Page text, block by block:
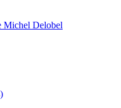
Michel Delobel